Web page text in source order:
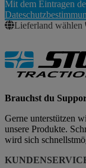
Abonnieren
Mit dem Eintragen
Lieferland wählen
Brauchst du
Gerne unterstützen
unsere Produkte.
wird sich